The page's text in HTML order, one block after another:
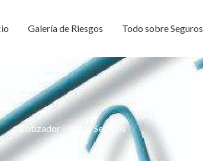
Galería de Riesgos Todo sobre Seguros
Cotizador - Otros Seguros